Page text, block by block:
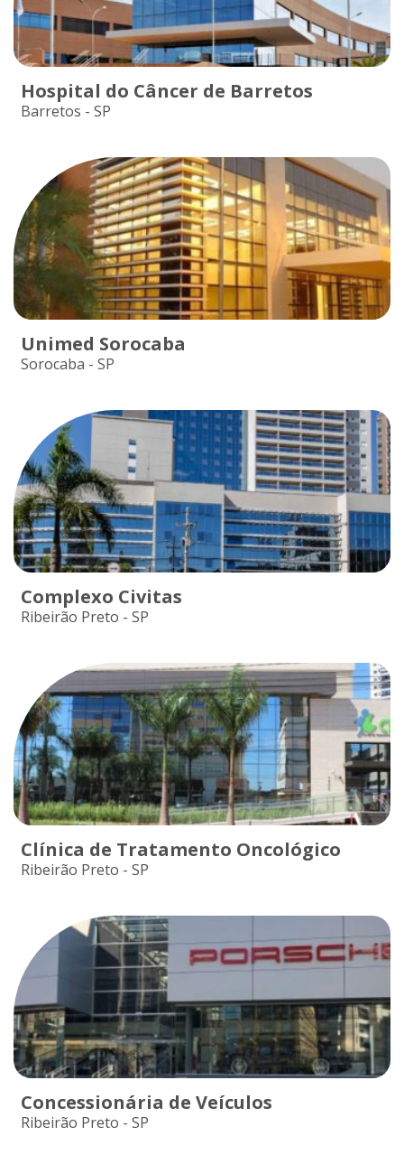
Hospital do Câncer de Barretos
Barretos - SP
Unimed Sorocaba
Sorocaba - SP
Complexo Civitas
Ribeirão Preto - SP
Clínica de Tratamento Oncológico
Ribeirão Preto - SP
Concessionária de Veículos
Ribeirão Preto - SP